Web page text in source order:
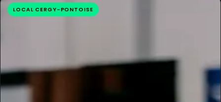
LOCAL CERGY-PONTOISE